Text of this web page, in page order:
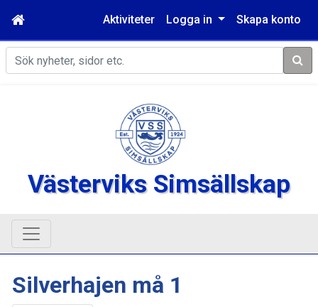
Aktiviteter Logga in Skapa konto
Sök
Västerviks Simsällskap
Silverhajen må 1